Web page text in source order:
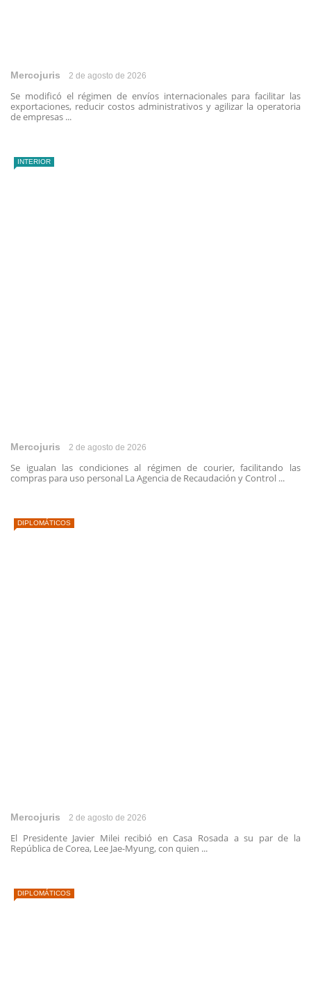
Mercojuris 2 de agosto de 2026
Se modificó el régimen de envíos internacionales para facilitar las
exportaciones, reducir costos administrativos y agilizar la operatoria
de empresas ...
INTERIOR
Mercojuris 2 de agosto de 2026
Se igualan las condiciones al régimen de courier, facilitando las
compras para uso personal La Agencia de Recaudación y Control ...
DIPLOMÁTICOS
Mercojuris 2 de agosto de 2026
El Presidente Javier Milei recibió en Casa Rosada a su par de la
República de Corea, Lee Jae-Myung, con quien ...
DIPLOMÁTICOS